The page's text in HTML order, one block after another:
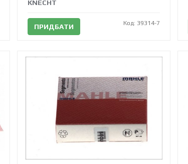
KNECHT
ПРИДБАТИ Код: 39314-7